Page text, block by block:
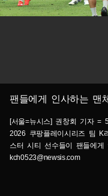
팬들에게 인사하는 맨
[서울=뉴시스] 권창회 기자 =
2026 쿠팡플레이시리즈 팀 K
스터 시티 선수들이 팬들에게
kch0523@newsis.com